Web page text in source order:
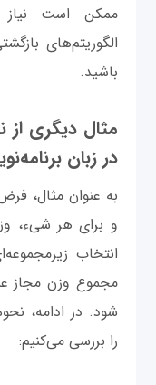
ممکن است نیاز
الگوریتم‌های
باشید.
مثال دیگری از
در زبان
به عنوان مثال،
و برای هر شیء،
انتخاب
مجموع وزن مجاز
شود. در ادامه،
را بررسی می‌کنیم: